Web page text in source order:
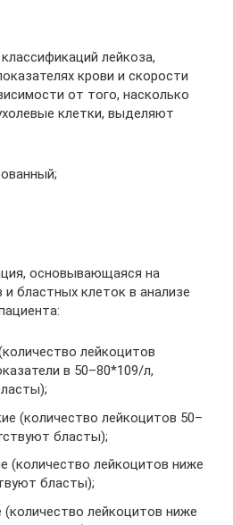
лейкоза,
крови и скорости
от того, насколько
клетки, выделяют
основывающаяся на
бластных клеток в анализе
лейкоцитов
в 50–80*109/л,
(количество лейкоцитов 50–
бласты);
(количество лейкоцитов ниже
бласты);
(количество лейкоцитов ниже